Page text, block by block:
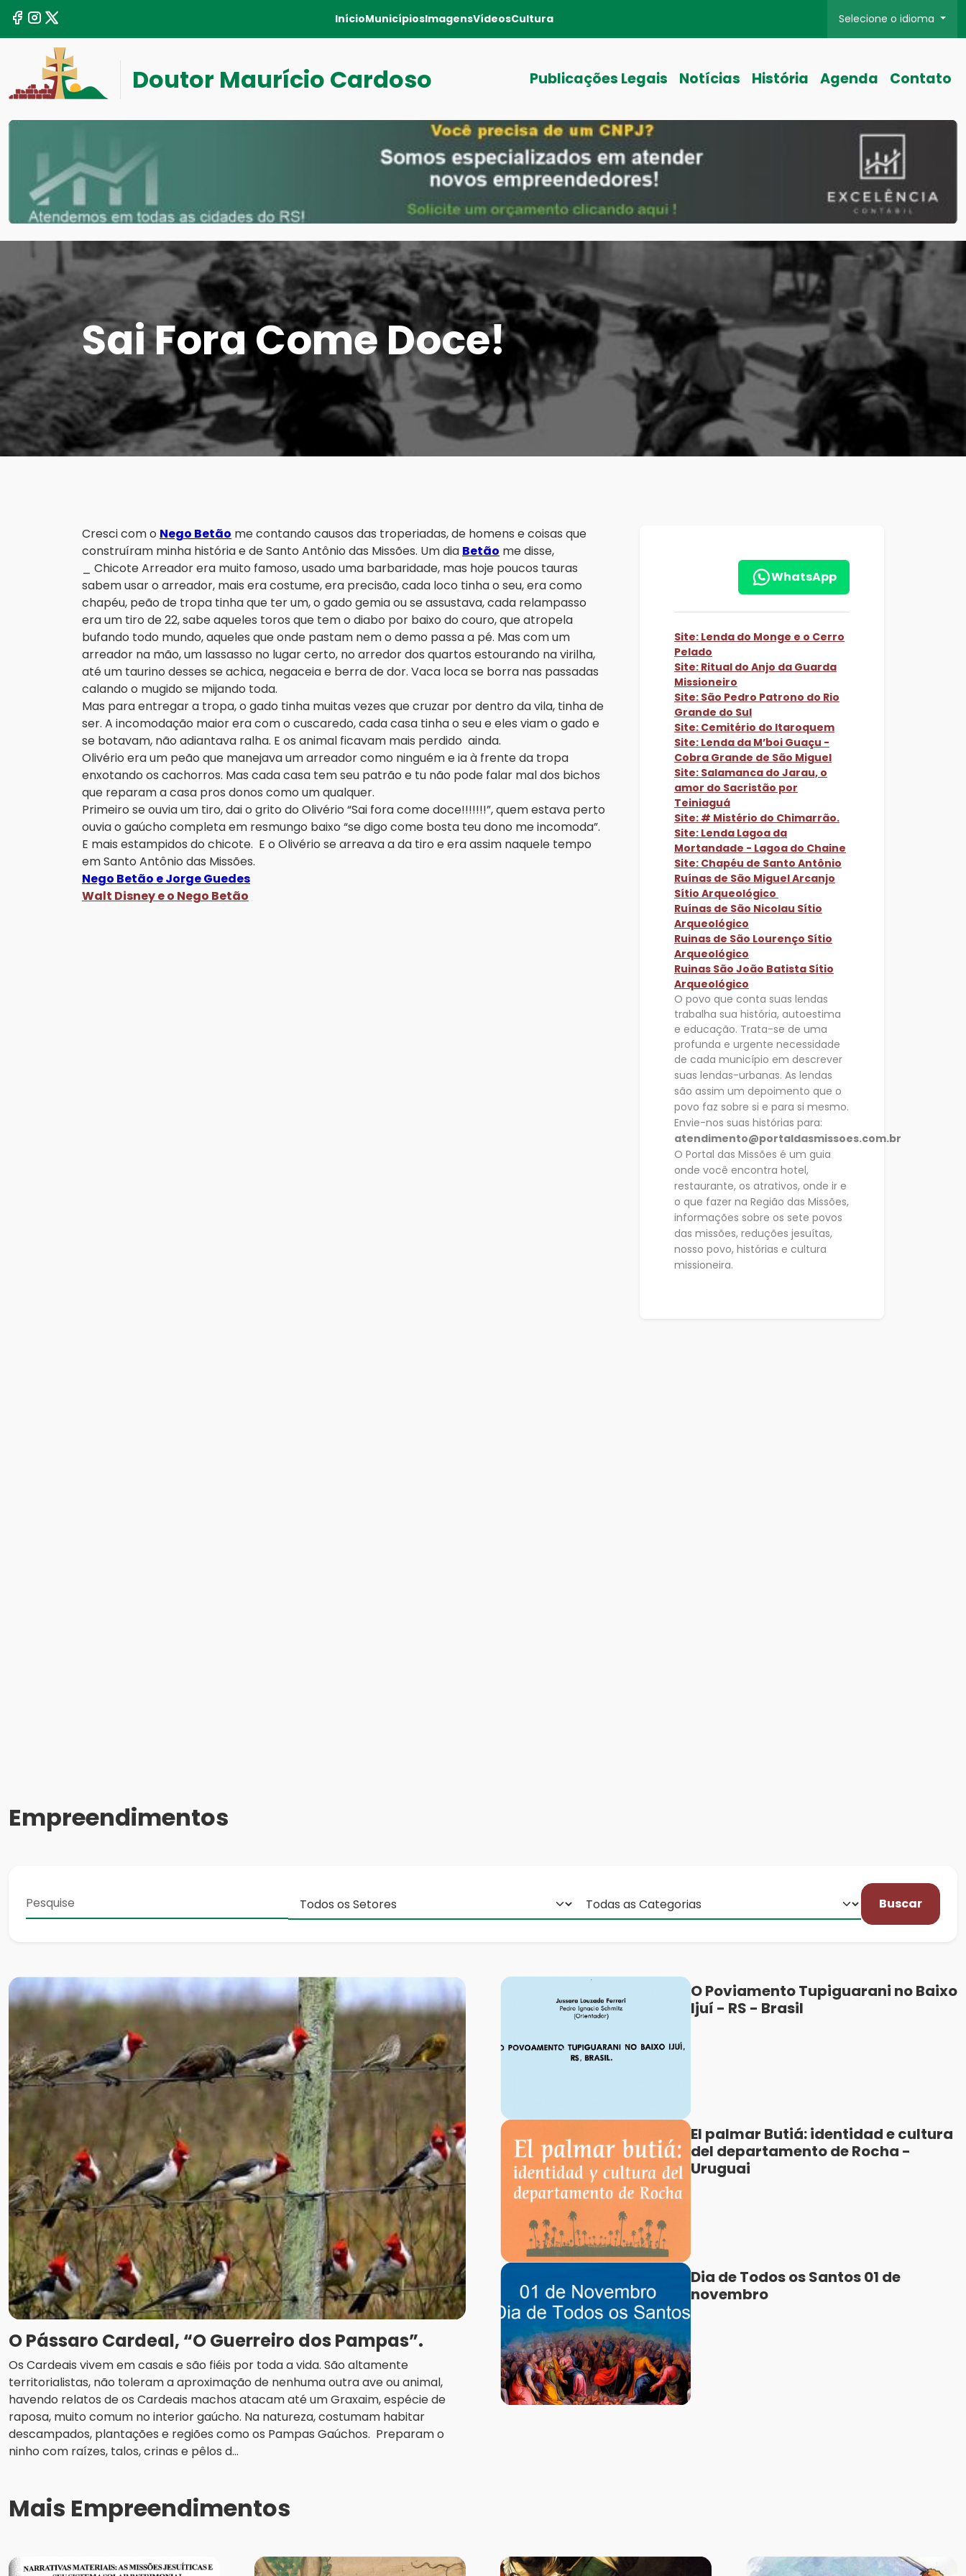
InícioMunicípiosImagensVídeosCultura Selecione o idioma
Doutor Maurício Cardoso Publicações Legais Notícias História Agenda Contato
Sai Fora Come Doce!
Cresci com o Nego Betão me contando causos das troperiadas, de homens e coisas que
construíram minha história e de Santo Antônio das Missões. Um dia Betão me disse,
_ Chicote Arreador era muito famoso, usado uma barbaridade, mas hoje poucos tauras
sabem usar o arreador, mais era costume, era precisão, cada loco tinha o seu, era como
chapéu, peão de tropa tinha que ter um, o gado gemia ou se assustava, cada relampasso
era um tiro de 22, sabe aqueles toros que tem o diabo por baixo do couro, que atropela
bufando todo mundo, aqueles que onde pastam nem o demo passa a pé. Mas com um
arreador na mão, um lassasso no lugar certo, no arredor dos quartos estourando na virilha,
até um taurino desses se achica, negaceia e berra de dor. Vaca loca se borra nas passadas
calando o mugido se mijando toda.
Mas para entregar a tropa, o gado tinha muitas vezes que cruzar por dentro da vila, tinha de
ser. A incomodação maior era com o cuscaredo, cada casa tinha o seu e eles viam o gado e
se botavam, não adiantava ralha. E os animal ficavam mais perdido ainda.
Olivério era um peão que manejava um arreador como ninguém e ia à frente da tropa
enxotando os cachorros. Mas cada casa tem seu patrão e tu não pode falar mal dos bichos
que reparam a casa pros donos como um qualquer.
Primeiro se ouvia um tiro, dai o grito do Olivério “Sai fora come doce!!!!!!!”, quem estava perto
ouvia o gaúcho completa em resmungo baixo “se digo come bosta teu dono me incomoda”.
E mais estampidos do chicote. E o Olivério se arreava a da tiro e era assim naquele tempo
em Santo Antônio das Missões.
Nego Betão e Jorge Guedes
Walt Disney e o Nego Betão
WhatsApp
Site: Lenda do Monge e o Cerro
Pelado
Site: Ritual do Anjo da Guarda
Missioneiro
Site: São Pedro Patrono do Rio
Grande do Sul
Site: Cemitério do Itaroquem
Site: Lenda da M’boi Guaçu -
Cobra Grande de São Miguel
Site: Salamanca do Jarau, o
amor do Sacristão por
Teiniaguá
Site: # Mistério do Chimarrão.
Site: Lenda Lagoa da
Mortandade - Lagoa do Chaine
Site: Chapéu de Santo Antônio
Ruínas de São Miguel Arcanjo
Sítio Arqueológico
Ruínas de São Nicolau Sítio
Arqueológico
Ruinas de São Lourenço Sítio
Arqueológico
Ruinas São João Batista Sítio
Arqueológico
O povo que conta suas lendas
trabalha sua história, autoestima
e educação. Trata-se de uma
profunda e urgente necessidade
de cada município em descrever
suas lendas-urbanas. As lendas
são assim um depoimento que o
povo faz sobre si e para si mesmo.
Envie-nos suas histórias para:
atendimento@portaldasmissoes.com.br
O Portal das Missões é um guia
onde você encontra hotel,
restaurante, os atrativos, onde ir e
o que fazer na Região das Missões,
informações sobre os sete povos
das missões, reduções jesuítas,
nosso povo, histórias e cultura
missioneira.
Empreendimentos
Buscar
O Pássaro Cardeal, “O Guerreiro dos Pampas”.
Os Cardeais vivem em casais e são fiéis por toda a vida. São altamente
territorialistas, não toleram a aproximação de nenhuma outra ave ou animal,
havendo relatos de os Cardeais machos atacam até um Graxaim, espécie de
raposa, muito comum no interior gaúcho. Na natureza, costumam habitar
descampados, plantações e regiões como os Pampas Gaúchos. Preparam o
ninho com raízes, talos, crinas e pêlos d...
O Poviamento Tupiguarani no Baixo
Ijuí - RS - Brasil
El palmar Butiá: identidad e cultura
del departamento de Rocha -
Uruguai
Dia de Todos os Santos 01 de
novembro
Mais Empreendimentos